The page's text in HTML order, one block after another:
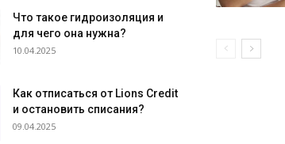
Что такое гидроизоляция и
для чего она нужна?
10.04.2025
Как отписаться от Lions Credit
и остановить списания?
09.04.2025